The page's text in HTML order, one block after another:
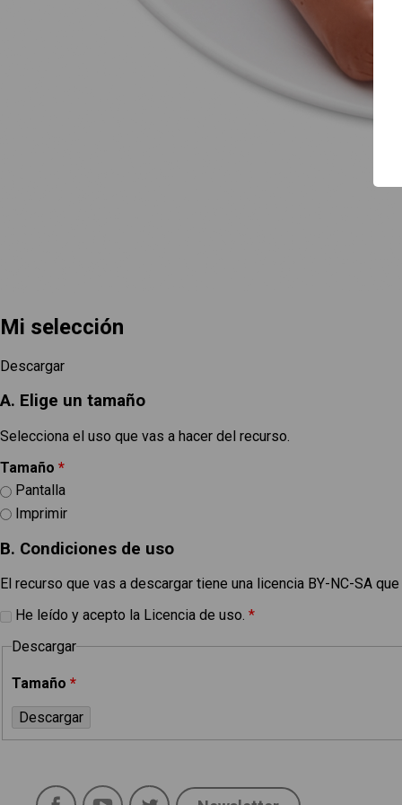
Mi selección
Descargar
A. Elige un tamaño
Selecciona el uso que vas a hacer del recurso.
Tamaño *
Pantalla
Imprimir
B. Condiciones de uso
El recurso que vas a descargar tiene una licencia BY-NC-SA
He leído y acepto la Licencia de uso. *
Descargar
Tamaño *
FacebookYouTubeTwitter
Guía de uso
Legal
Aviso Legal